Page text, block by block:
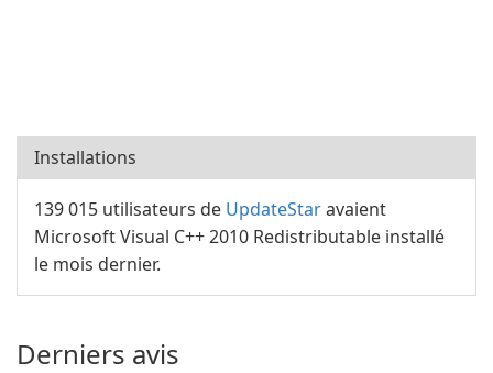
Installations
139 015 utilisateurs de UpdateStaravaient
Microsoft Visual C++ 2010 Redistributable installé
le mois dernier.
Derniers avis